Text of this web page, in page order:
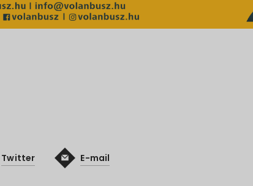
Twitter E-mail